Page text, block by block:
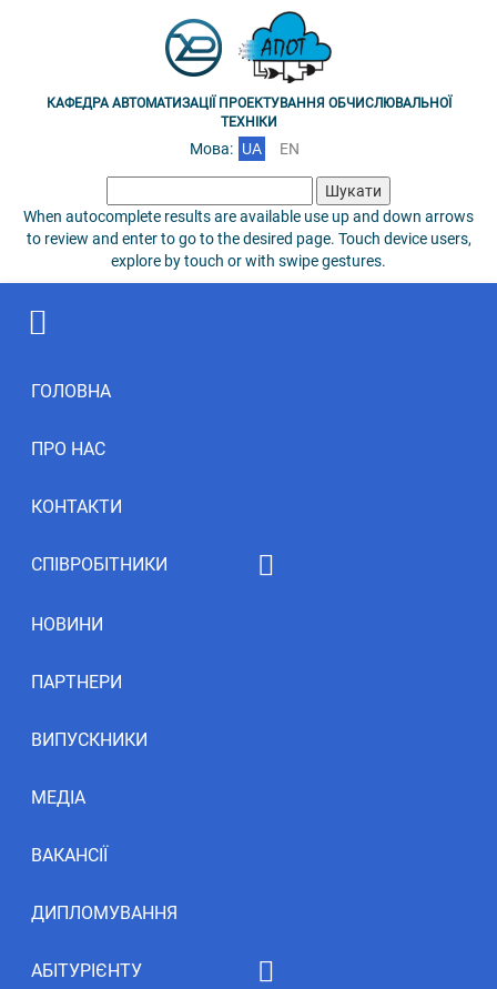
КАФЕДРА АВТОМАТИЗАЦІЇ ПРОЕКТУВАННЯ ОБЧИСЛЮВАЛЬНОЇ
ТЕХНІКИ
Мова: UA EN
When autocomplete results are available use up and down arrows
to review and enter to go to the desired page. Touch device users,
explore by touch or with swipe gestures.
ГОЛОВНА
ПРО НАС
КОНТАКТИ
СПІВРОБІТНИКИ
НОВИНИ
ПАРТНЕРИ
ВИПУСКНИКИ
МЕДІА
ВАКАНСІЇ
ДИПЛОМУВАННЯ
АБІТУРІЄНТУ